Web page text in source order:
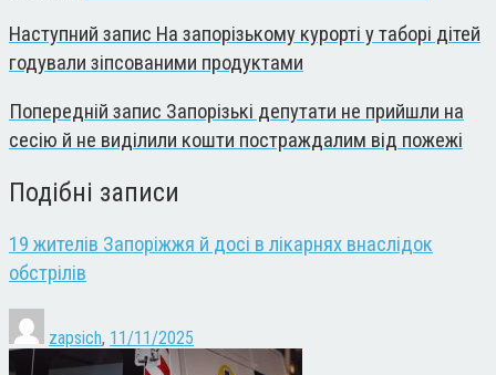
Наступний запис На запорізькому курорті у таборі дітей
годували зіпсованими продуктами
Попередній запис Запорізькі депутати не прийшли на
сесію й не виділили кошти постраждалим від пожежі
Подібні записи
19 жителів Запоріжжя й досі в лікарнях внаслідок
обстрілів
zapsich, 11/11/2025